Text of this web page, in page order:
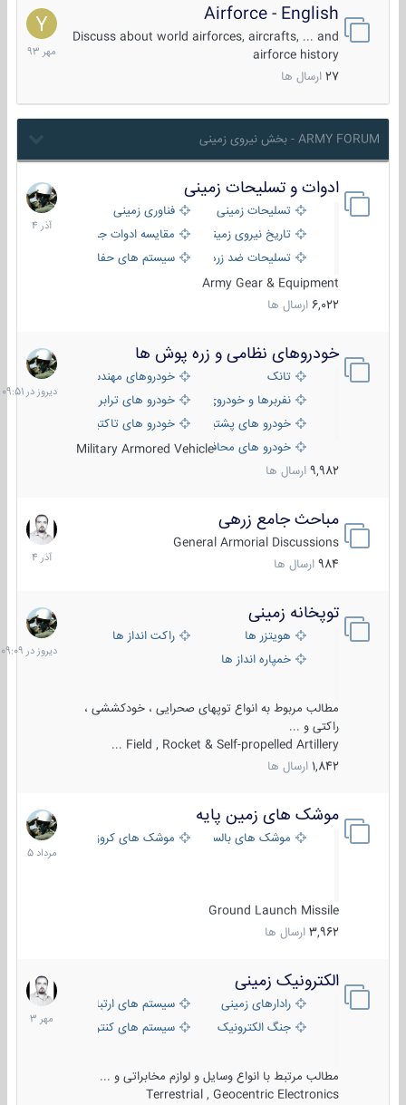
Airforce - English
Discuss about world airforces, aircrafts, ... and
airforce history
27 ارسال ها
15
مهر
1393
ARMY FORUM - بخش نیروی زمینی
ادوات و تسلیحات زمینی
تسلیحات زمینی
فناوری زمینی
تاریخ نیروی زمینی
مقایسه ادوات جنگی
تسلیحات ضد زره
سیستم های حفاظت فعال
Army Gear & Equipment
6,022 ارسال ها
21
آذر
1404
خودروهای نظامی و زره پوش ها
تانک
خودروهای مهندسی
نفربرها و خودروی های رزمی پیاده نظام
خودرو های ترابری نظامی
خودرو های پشتیبانی آتش ، شناسایی و ضد تانک
خودرو های تاکتیکی نظامی
خودرو های محافظت شدهMilitary Armored Vehicle
9,982 ارسال ها
دیروز
در
09:51
مباحث جامع زرهی
General Armorial Discussions
984 ارسال ها
7
آذر
1404
توپخانه زمینی
هویتزر ها
راکت انداز ها
خمپاره انداز ها
مطالب مربوط به انواع توپهای صحرایی ، خودکششی ،
راکتی و ...
Field , Rocket & Self-propelled Artillery ...
1,842 ارسال ها
دیروز
در
09:09
موشک های زمین پایه
موشک های بالستیک موشک های کروز
Ground Launch Missile
3,962 ارسال ها
2
مرداد
1405
الکترونیک زمینی
رادارهای زمینی
سیستم های ارتباطی و جمع آوری
جنگ الکترونیک
سیستم های کنترل آتش و تجهیزات
مطالب مرتبط با انواع وسایل و لوازم مخابراتی و ...
Terrestrial , Geocentric Electronics
1
مهر
1403